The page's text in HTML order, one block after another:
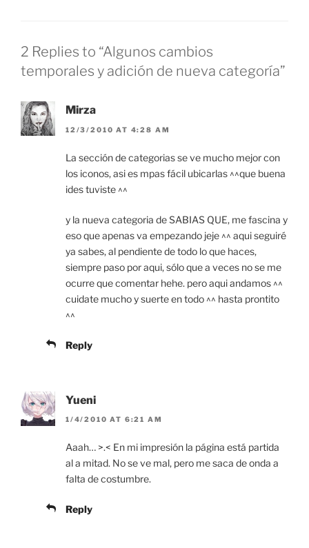
2 Replies to “Algunos cambios
temporales y adición de nueva categoría”
Mirza
12/3/2010 AT 4:28 AM
La sección de categorias se ve mucho mejor con
los iconos, asi es mpas fácil ubicarlas ^^que buena
ides tuviste ^^
y la nueva categoria de SABIAS QUE, me fascina y
eso que apenas va empezando jeje ^^ aqui seguiré
ya sabes, al pendiente de todo lo que haces,
siempre paso por aqui, sólo que a veces no se me
ocurre que comentar hehe. pero aqui andamos ^^
cuidate mucho y suerte en todo ^^ hasta prontito
^^
Reply
Yueni
1/4/2010 AT 6:21 AM
Aaah… >.< En mi impresión la página está partida
al a mitad. No se ve mal, pero me saca de onda a
falta de costumbre.
Reply